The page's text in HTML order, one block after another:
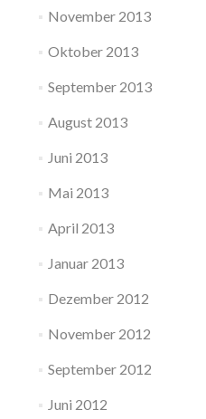
November 2013
Oktober 2013
September 2013
August 2013
Juni 2013
Mai 2013
April 2013
Januar 2013
Dezember 2012
November 2012
September 2012
Juni 2012